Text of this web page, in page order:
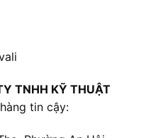
TNHH KỸ THUẬT
tin cậy: